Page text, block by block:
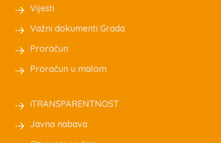
Vijesti
Važni dokumenti Grada
Proračun
Proračun u malom
iTRANSPARENTNOST
Javna nabava